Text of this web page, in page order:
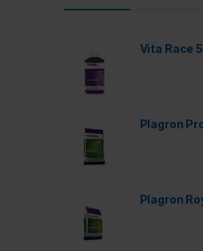
Vita Race
Plagron
Plagron